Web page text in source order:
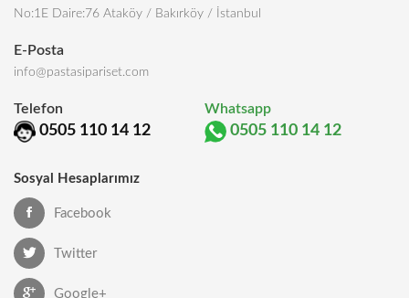
No:1E Daire:76 Ataköy / Bakırköy / İstanbul
E-Posta
info@pastasipariset.com
Telefon
0505 110 14 12
Whatsapp
0505 110 14 12
Sosyal Hesaplarımız
Facebook
Twitter
Google+